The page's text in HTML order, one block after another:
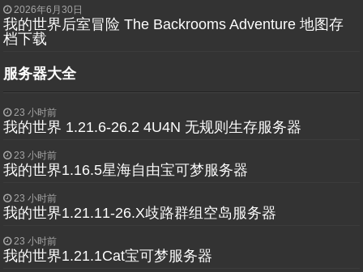
2026年6月30日
我的世界后室冒险 The Backrooms Adventure 地图存
档下载
服务器大全
23 小时前
我的世界 1.21.6-26.2 4U4N 无规则生存服务器
23 小时前
我的世界1.16.5星海自由宝可梦服务器
23 小时前
我的世界1.21.11-26.X歧路群组空岛服务器
23 小时前
我的世界1.21.1Cat宝可梦服务器